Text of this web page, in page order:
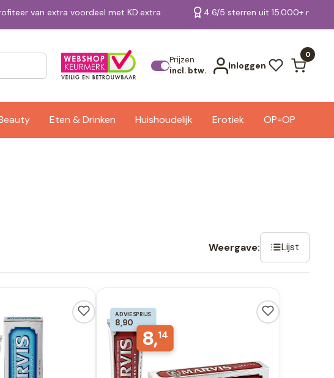
van extra voordeel met KD.extra 4.6/5 sterren uit 15.000+
Prijzen
incl. btw.
Inloggen
0
Eten & Drinken Huishoudelijk Erotiek OP=OP
Bekijk alle resultaten
Weergave: Lijst
ADVIESPRIJS
8,90
8,14